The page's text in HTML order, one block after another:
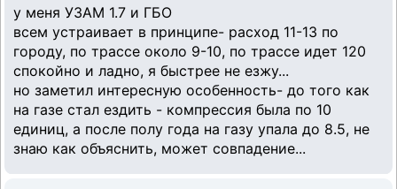
у меня УЗАМ 1.7 и ГБО
всем устраивает в принципе- расход 11-13 по
городу, по трассе около 9-10, по трассе идет 120
спокойно и ладно, я быстрее не езжу...
но заметил интересную особенность- до того как
на газе стал ездить - компрессия была по 10
единиц, а после полу года на газу упала до 8.5, не
знаю как объяснить, может совпадение...